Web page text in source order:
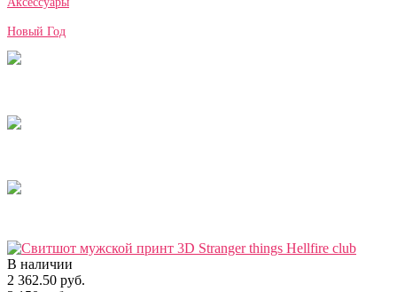
Новый Год
В наличии
2 362.50 руб.